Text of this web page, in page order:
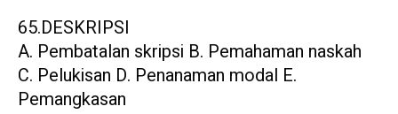
65.DESKRIPSI
A. Pembatalan skripsi B. Pemahaman naskah
C. Pelukisan D. Penanaman modal E.
Pemangkasan